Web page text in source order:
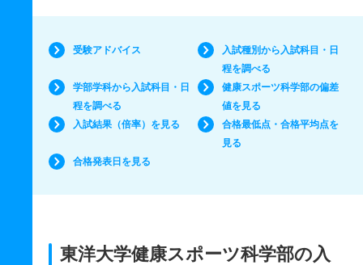
受験アドバイス
入試種別から入試科目・日
程を調べる
学部学科から入試科目・日
程を調べる
健康スポーツ科学部の偏差
値を見る
入試結果（倍率）を見る
合格最低点・合格平均点を
見る
合格発表日を見る
東洋大学健康スポーツ科学部の入